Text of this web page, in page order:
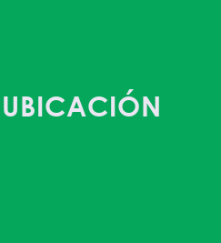
UBICACIÓN